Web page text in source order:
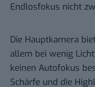
Endlosfokus nicht
Die Hauptkamera
allem bei wenig
keinen Autofokus
Schärfe und die